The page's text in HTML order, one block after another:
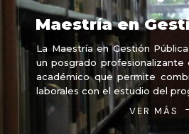
Maestría en
La Maestría en Gestión
un posgrado
académico que permite
laborales con el estudio del
VER MÁS